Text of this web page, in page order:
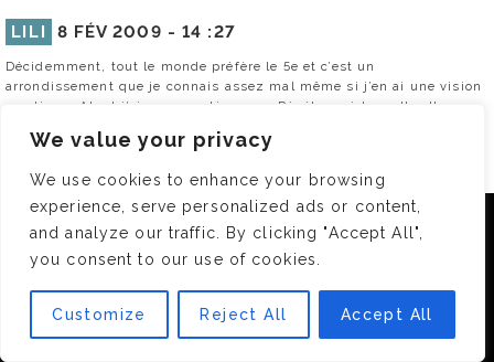
We value your privacy
We use cookies to enhance your browsing
experience, serve personalized ads or content,
and analyze our traffic. By clicking "Accept All",
you consent to our use of cookies.
Customize Reject All Accept All
LILI 8 FÉV 2009 -14 :27
Décidemment, tout le monde préfère le 5e et c’est un
arrondissement que je connais assez mal même si j’en ai une vision
mystique. Ah et j’ai une question pour Pénélope, à laquelle elle ne
moi, dans la 1, j’ai chauuuuuud, je souuuufre !
0
RÉPONDRE
DEEDEE 8 FÉV 2009 -15 :39
de chances pour que Pénélope vienne la relire et voir s’il y a de
nouveaux commentaires…!
Nous utilisons des cookies pour vous garantir la meilleure
expérience sur notre site. Si vous continuez à utiliser ce
dernier, nous considérerons que vous acceptez l'utilisation des
cookies.
OK